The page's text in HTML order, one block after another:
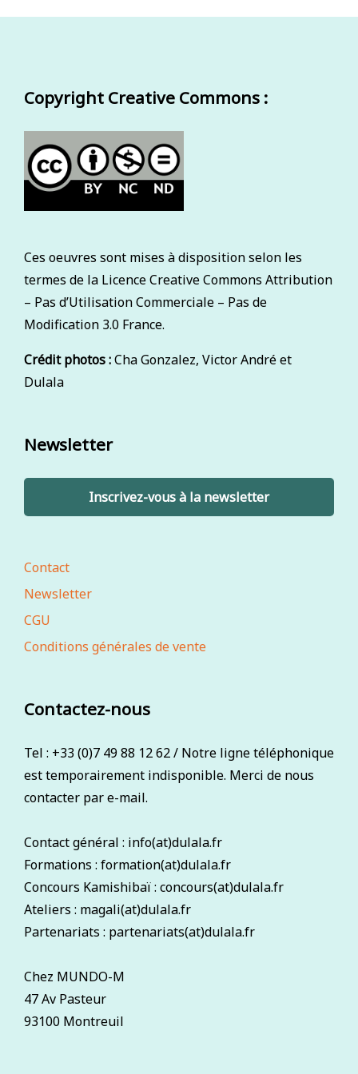
Copyright Creative Commons :
Ces oeuvres sont mises à disposition selon les
termes de la Licence Creative Commons Attribution
– Pas d’Utilisation Commerciale – Pas de
Modification 3.0 France.
Crédit photos :Cha Gonzalez, Victor André et
Dulala
Newsletter
Inscrivez-vous à la newsletter
Contact
Newsletter
CGU
Conditions générales de vente
Contactez-nous
Tel : +33 (0)7 49 88 12 62 / Notre ligne téléphonique
est temporairement indisponible. Merci de nous
contacter par e-mail.
Contact général : info(at)dulala.fr
Formations : formation(at)dulala.fr
Concours Kamishibaï : concours(at)dulala.fr
Ateliers : magali(at)dulala.fr
Partenariats : partenariats(at)dulala.fr
Chez MUNDO-M
47 Av Pasteur
93100 Montreuil